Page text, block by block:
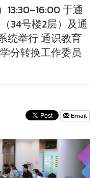
13:30–16:00 于通
34号楼2层）及通
统举行 通识教育
分转换工作委员
Email